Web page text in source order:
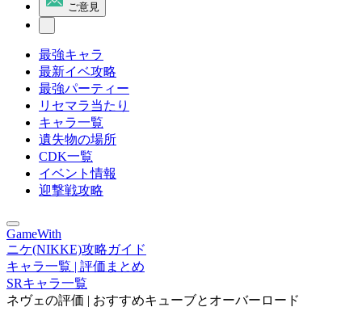
ご意見
最強キャラ
最新イベ攻略
最強パーティー
リセマラ当たり
キャラ一覧
遺失物の場所
CDK一覧
イベント情報
迎撃戦攻略
GameWith
ニケ(NIKKE)攻略ガイド
キャラ一覧 | 評価まとめ
SRキャラ一覧
ネヴェの評価 | おすすめキューブとオーバーロード